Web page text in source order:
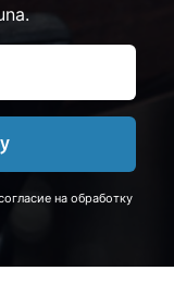
на обработку